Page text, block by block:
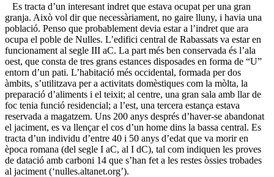
Es tracta d’un interesant indret que estava ocupat per una gran
granja. Això vol dir que necessàriament, no gaire lluny, i havia una
població. Penso que probablement devia estar a l’indret que ara
ocupa el poble de Nulles. L’edifici central de Rabassats va estar en
funcionament al segle III aC. La part més ben conservada és l’ala
oest, que consta de tres grans estances disposades en forma de “U”
entorn d’un pati. L’habitació més occidental, formada per dos
àmbits, s’utilitzava per a activitats domèstiques com la mòlta, la
preparació d’aliments i el teixit; al centre, una gran sala amb llar de
foc tenia funció residencial; a l’est, una tercera estança estava
reservada a magatzem. Uns 200 anys després d’haver-se abandonat
el jaciment, es va llençar el cos d’un home dins la bassa central. Es
tracta d’un individu d’entre 40 i 50 anys d’edat que va morir en
època romana (del segle I aC, al I dC), tal com indiquen les proves
de datació amb carboni 14 que s’han fet a les restes òssies trobades
al jaciment (‘nulles.altanet.org’).